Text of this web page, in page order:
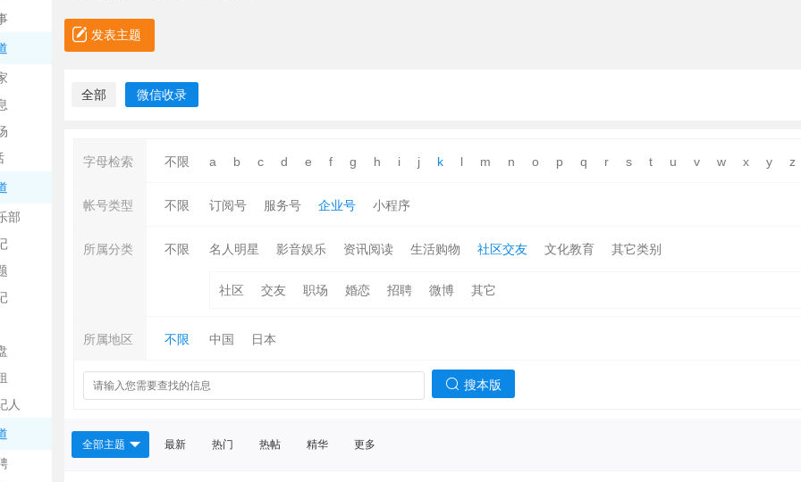
部
人
发表主题
全部 微信收录
字母检索 不限 a b c d e f g h i j k l m n o p q r s t u v w x y z
帐号类型 不限 订阅号 服务号 企业号 小程序
所属分类 不限 名人明星 影音娱乐 资讯阅读 生活购物 社区交友 文化教育 其它类别
社区 交友 职场 婚恋 招聘 微博 其它
所属地区 不限 中国 日本
搜本版
全部主题 最新 热门 热帖 精华 更多